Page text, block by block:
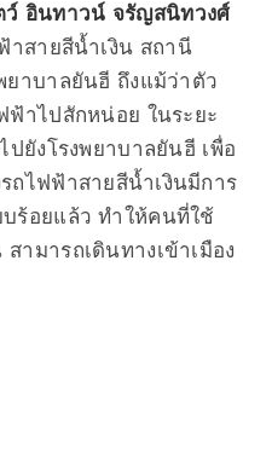
ว์ อินทาวน์ จรัญสนิทวงศ์
าสายสีน้ำเงิน สถานี
ยาบาลยันฮี ถึงแม้ว่าตัว
ฟ้าไปสักหน่อย ในระยะ
ปยังโรงพยาบาลยันฮี เพื่อ
ถไฟฟ้าสายสีน้ำเงินมีการ
ร้อยแล้ว ทำให้คนที่ใช้
ามารถเดินทางเข้าเมือง